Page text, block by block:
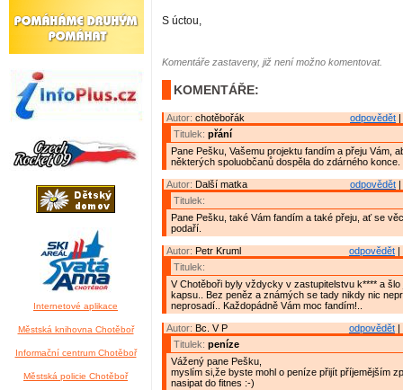
Internetové aplikace
Městská knihovna Chotěboř
Informační centrum Chotěboř
Městská policie Chotěboř
S úctou,
Komentáře zastaveny, již není možno komentovat.
KOMENTÁŘE:
odpovědět
Autor: chotěbořák
Titulek: přání
Pane Pešku, Vašemu projektu fandím a přeju Vám,
některých spoluobčanů dospěla do zdárného konce.
odpovědět
Autor: Další matka
Titulek:
Pane Pešku, také Vám fandím a také přeju, ať se
podaří.
odpovědět |
Autor: Petr Kruml
Titulek:
V Chotěboři byly vždycky v zastupitelstvu k**** a šlo
kapsu.. Bez peněz a známých se tady nikdy nic
neprosadí.. Každopádně Vám moc fandím!..
odpovědět |
Autor: Bc. V P
Titulek: peníze
Vážený pane Pešku,
myslím si,že byste mohl o peníze přijít příjemějším
nasipat do fitnes :-)